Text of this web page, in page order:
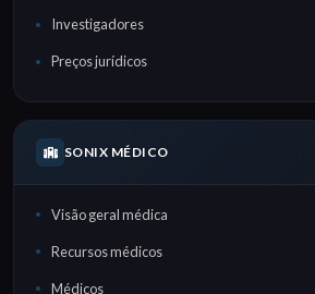
Investigadores
Preços jurídicos
SONIX MÉDICO
Visão geral médica
Recursos médicos
Médicos